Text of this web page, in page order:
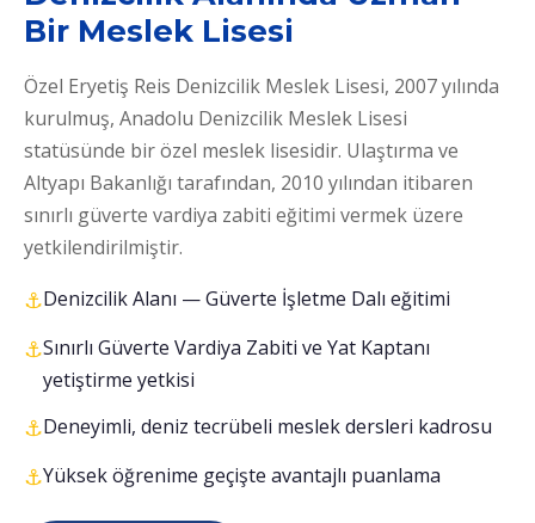
Bir Meslek Lisesi
Özel Eryetiş Reis Denizcilik Meslek Lisesi, 2007 yılında
kurulmuş, Anadolu Denizcilik Meslek Lisesi
statüsünde bir özel meslek lisesidir. Ulaştırma ve
Altyapı Bakanlığı tarafından, 2010 yılından itibaren
sınırlı güverte vardiya zabiti eğitimi vermek üzere
yetkilendirilmiştir.
Denizcilik Alanı — Güverte İşletme Dalı eğitimi
Sınırlı Güverte Vardiya Zabiti ve Yat Kaptanı
yetiştirme yetkisi
Deneyimli, deniz tecrübeli meslek dersleri kadrosu
Yüksek öğrenime geçişte avantajlı puanlama